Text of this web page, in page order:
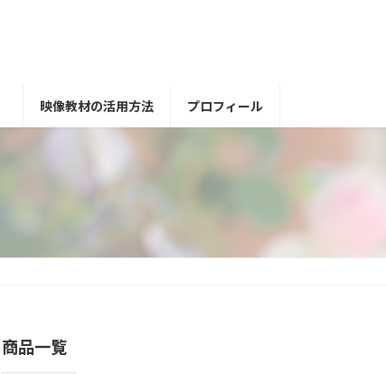
映像教材の活用方法 プロフィール
商品一覧